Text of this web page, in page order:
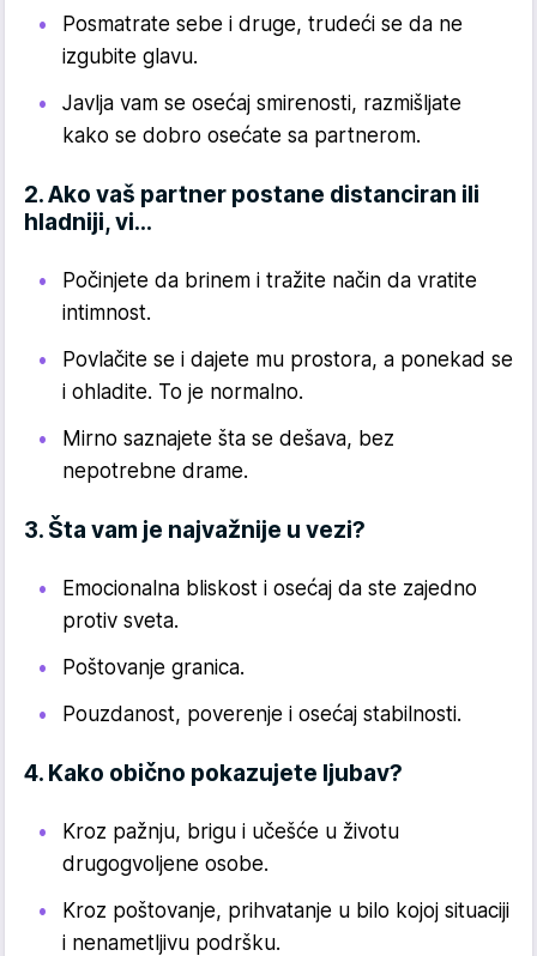
Posmatrate sebe i druge, trudeći se da ne
izgubite glavu.
Javlja vam se osećaj smirenosti, razmišljate
kako se dobro osećate sa partnerom.
2. Ako vaš partner postane distanciran ili
hladniji, vi…
Počinjete da brinem i tražite način da vratite
intimnost.
Povlačite se i dajete mu prostora, a ponekad se
i ohladite. To je normalno.
Mirno saznajete šta se dešava, bez
nepotrebne drame.
3. Šta vam je najvažnije u vezi?
Emocionalna bliskost i osećaj da ste zajedno
protiv sveta.
Poštovanje granica.
Pouzdanost, poverenje i osećaj stabilnosti.
4. Kako obično pokazujete ljubav?
Kroz pažnju, brigu i učešće u životu
drugogvoljene osobe.
Kroz poštovanje, prihvatanje u bilo kojoj situaciji
i nenametljivu podršku.